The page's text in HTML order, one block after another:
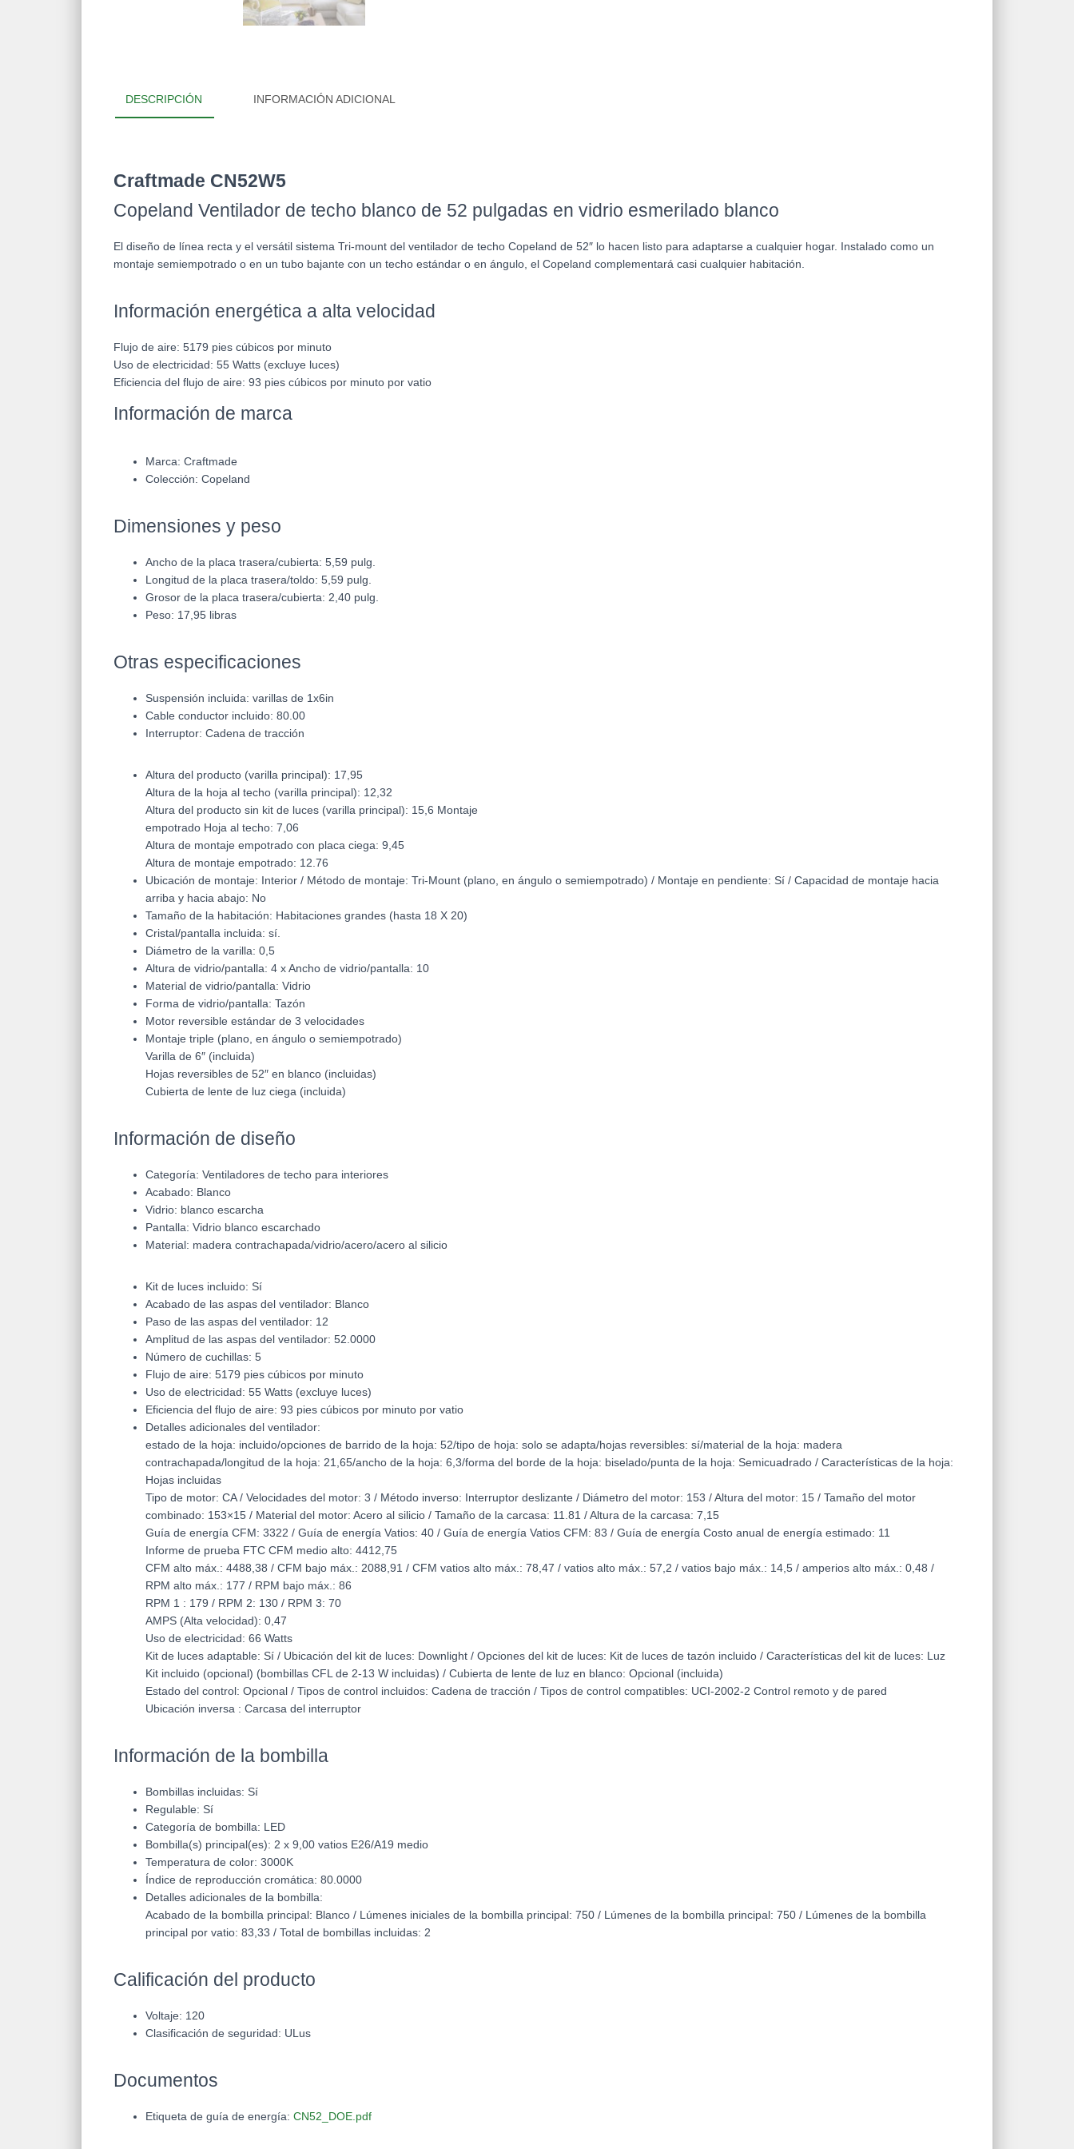
DESCRIPCIÓN INFORMACIÓN ADICIONAL
Craftmade CN52W5
Copeland Ventilador de techo blanco de 52 pulgadas en vidrio esmerilado blanco
El diseño de línea recta y el versátil sistema Tri-mount del ventilador de techo Copeland de 52″ lo hacen listo para adaptarse a cualquier hogar. Instalado como un
montaje semiempotrado o en un tubo bajante con un techo estándar o en ángulo, el Copeland complementará casi cualquier habitación.
Información energética a alta velocidad
Flujo de aire: 5179 pies cúbicos por minuto
Uso de electricidad: 55 Watts (excluye luces)
Eficiencia del flujo de aire: 93 pies cúbicos por minuto por vatio
Información de marca
Marca: Craftmade
Colección: Copeland
Dimensiones y peso
Ancho de la placa trasera/cubierta: 5,59 pulg.
Longitud de la placa trasera/toldo: 5,59 pulg.
Grosor de la placa trasera/cubierta: 2,40 pulg.
Peso: 17,95 libras
Otras especificaciones
Suspensión incluida: varillas de 1x6in
Cable conductor incluido: 80.00
Interruptor: Cadena de tracción
Altura del producto (varilla principal): 17,95
Altura de la hoja al techo (varilla principal): 12,32
Altura del producto sin kit de luces (varilla principal): 15,6 Montaje
empotrado Hoja al techo: 7,06
Altura de montaje empotrado con placa ciega: 9,45
Altura de montaje empotrado: 12.76
Ubicación de montaje: Interior / Método de montaje: Tri-Mount (plano, en ángulo o semiempotrado) / Montaje en pendiente: Sí / Capacidad de montaje hacia
arriba y hacia abajo: No
Tamaño de la habitación: Habitaciones grandes (hasta 18 X 20)
Cristal/pantalla incluida: sí.
Diámetro de la varilla: 0,5
Altura de vidrio/pantalla: 4 x Ancho de vidrio/pantalla: 10
Material de vidrio/pantalla: Vidrio
Forma de vidrio/pantalla: Tazón
Motor reversible estándar de 3 velocidades
Montaje triple (plano, en ángulo o semiempotrado)
Varilla de 6″ (incluida)
Hojas reversibles de 52″ en blanco (incluidas)
Cubierta de lente de luz ciega (incluida)
Información de diseño
Categoría: Ventiladores de techo para interiores
Acabado: Blanco
Vidrio: blanco escarcha
Pantalla: Vidrio blanco escarchado
Material: madera contrachapada/vidrio/acero/acero al silicio
Kit de luces incluido: Sí
Acabado de las aspas del ventilador: Blanco
Paso de las aspas del ventilador: 12
Amplitud de las aspas del ventilador: 52.0000
Número de cuchillas: 5
Flujo de aire: 5179 pies cúbicos por minuto
Uso de electricidad: 55 Watts (excluye luces)
Eficiencia del flujo de aire: 93 pies cúbicos por minuto por vatio
Detalles adicionales del ventilador:
estado de la hoja: incluido/opciones de barrido de la hoja: 52/tipo de hoja: solo se adapta/hojas reversibles: sí/material de la hoja: madera
contrachapada/longitud de la hoja: 21,65/ancho de la hoja: 6,3/forma del borde de la hoja: biselado/punta de la hoja: Semicuadrado / Características de la hoja:
Hojas incluidas
Tipo de motor: CA / Velocidades del motor: 3 / Método inverso: Interruptor deslizante / Diámetro del motor: 153 / Altura del motor: 15 / Tamaño del motor
combinado: 153×15 / Material del motor: Acero al silicio / Tamaño de la carcasa: 11.81 / Altura de la carcasa: 7,15
Guía de energía CFM: 3322 / Guía de energía Vatios: 40 / Guía de energía Vatios CFM: 83 / Guía de energía Costo anual de energía estimado: 11
Informe de prueba FTC CFM medio alto: 4412,75
CFM alto máx.: 4488,38 / CFM bajo máx.: 2088,91 / CFM vatios alto máx.: 78,47 / vatios alto máx.: 57,2 / vatios bajo máx.: 14,5 / amperios alto máx.: 0,48 /
RPM alto máx.: 177 / RPM bajo máx.: 86
RPM 1 : 179 / RPM 2: 130 / RPM 3: 70
AMPS (Alta velocidad): 0,47
Uso de electricidad: 66 Watts
Kit de luces adaptable: Sí / Ubicación del kit de luces: Downlight / Opciones del kit de luces: Kit de luces de tazón incluido / Características del kit de luces: Luz
Kit incluido (opcional) (bombillas CFL de 2-13 W incluidas) / Cubierta de lente de luz en blanco: Opcional (incluida)
Estado del control: Opcional / Tipos de control incluidos: Cadena de tracción / Tipos de control compatibles: UCI-2002-2 Control remoto y de pared
Ubicación inversa : Carcasa del interruptor
Información de la bombilla
Bombillas incluidas: Sí
Regulable: Sí
Categoría de bombilla: LED
Bombilla(s) principal(es): 2 x 9,00 vatios E26/A19 medio
Temperatura de color: 3000K
Índice de reproducción cromática: 80.0000
Detalles adicionales de la bombilla:
Acabado de la bombilla principal: Blanco / Lúmenes iniciales de la bombilla principal: 750 / Lúmenes de la bombilla principal: 750 / Lúmenes de la bombilla
principal por vatio: 83,33 / Total de bombillas incluidas: 2
Calificación del producto
Voltaje: 120
Clasificación de seguridad: ULus
Documentos
Etiqueta de guía de energía: CN52_DOE.pdf